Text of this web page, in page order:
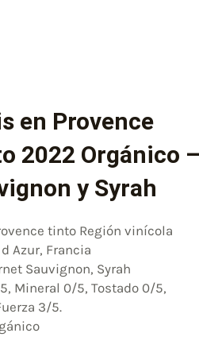
en Provence
2022 Orgánico
y Syrah
tinto Región vinícola
Azur, Francia
Sauvignon, Syrah
Mineral 0/5, Tostado 0/5,
3/5.